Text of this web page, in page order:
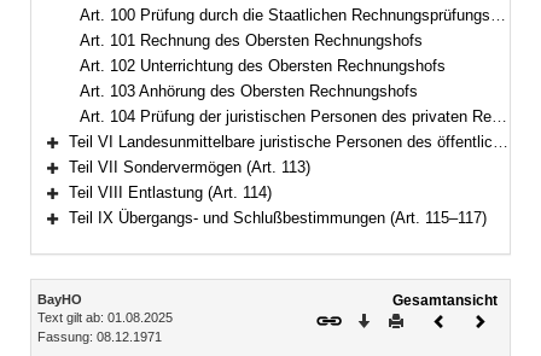
Art. 100 Prüfung durch die Staatlichen Rechnungsprüfungsämter
Art. 101 Rechnung des Obersten Rechnungshofs
Art. 102 Unterrichtung des Obersten Rechnungshofs
Art. 103 Anhörung des Obersten Rechnungshofs
Art. 104 Prüfung der juristischen Personen des privaten Rechts
Bereich erweitern
Teil VI Landesunmittelbare juristische Personen des öffentlichen Rechts (Art. 105–112)
Bereich erweitern
Teil VII Sondervermögen (Art. 113)
Bereich erweitern
Teil VIII Entlastung (Art. 114)
Teil IX Übergangs- und Schlußbestimmungen (Art. 115–117)
Inhalt
BayHO
Text gilt ab: 01.08.2025
Fassung: 08.12.1971
Gesamtansicht
Download
DruckenVorheriges